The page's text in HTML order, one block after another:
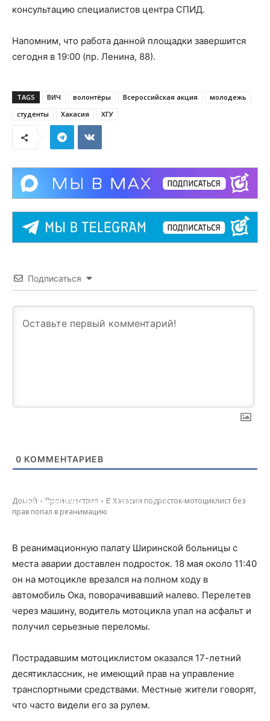
консультацию специалистов центра СПИД.
Напомним, что работа данной площадки завершится
сегодня в 19:00 (пр. Ленина, 88).
TAGS ВИЧ волонтёры Всероссийская акция
молодежь
студенты
Хакасия ХГУ
Подписаться
0 КОММЕНТАРИЕВ